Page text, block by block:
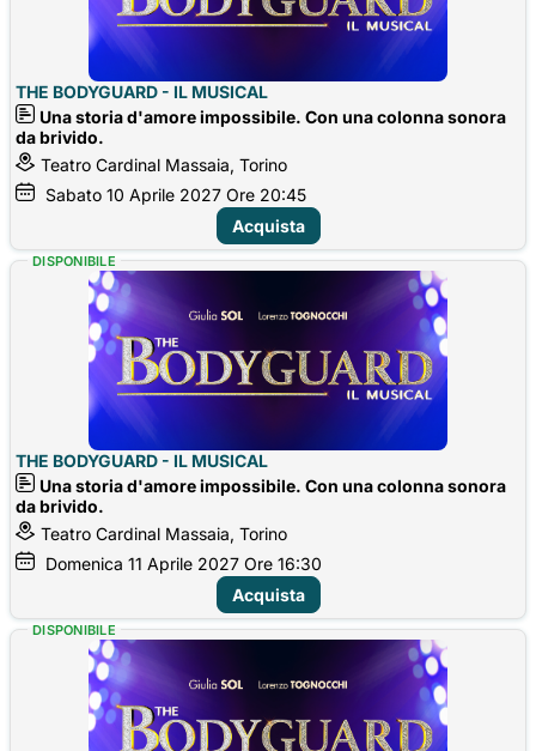
THE BODYGUARD - IL MUSICAL
Una storia d'amore impossibile. Con una colonna sonora
da brivido.
Teatro Cardinal Massaia, Torino
Sabato 10 Aprile 2027 Ore 20:45
Acquista
THE BODYGUARD - IL MUSICAL
Una storia d'amore impossibile. Con una colonna sonora
da brivido.
Teatro Cardinal Massaia, Torino
Domenica 11 Aprile 2027 Ore 16:30
DISPONIBILE
Acquista
DISPONIBILE